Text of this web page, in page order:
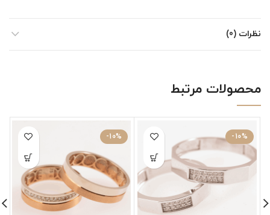
نظرات (0)
محصولات مرتبط
-10%
-10%